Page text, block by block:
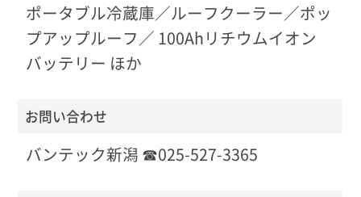
ポータブル冷蔵庫／ルーフクーラー／ポッ
プアップルーフ／ 100Ahリチウムイオン
バッテリー ほか
お問い合わせ
バンテック新潟 ☎025-527-3365